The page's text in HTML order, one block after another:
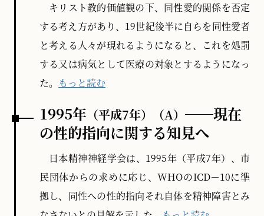
キリスト教的価値観の下、同性愛的関係を否定
する考え方があり、19世紀後半に自らを同性愛者
と考える人々が現れるようになると、これを処罰
する又は病気として医療の対象とするようになっ
た。 もっと読む
1995年 （平成7年） （A） ──現在
の性的指向に関する知見へ
日本精神神経学会は、1995年（平成7年）、市
民団体からの求めに応じ、WHOのICD－10に準
拠し、同性への性的指向それ自体を精神障害とみ